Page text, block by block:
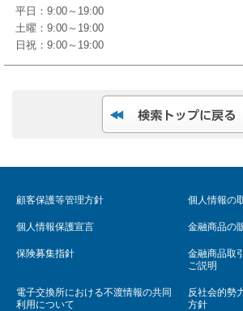
平日：9:00～19:00
土曜：9:00～19:00
日祝：9:00～19:00
顧客保護等管理方針 個人情報の
個人情報保護宣言 金融商品の
保険募集指針
金融商品取
ご説明
電子交換所における不渡情報の共同
利用について
反社会的勢
方針